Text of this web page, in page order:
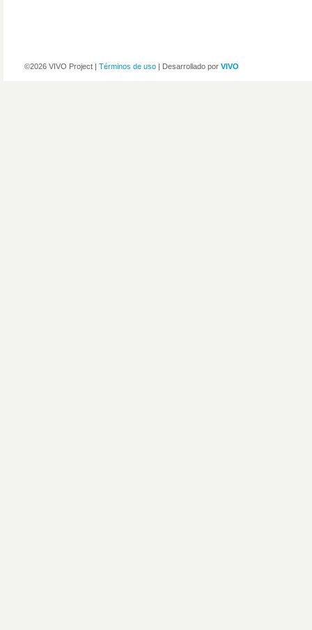
©2026 VIVO Project | Términos de uso | Desarrollado por VIVO